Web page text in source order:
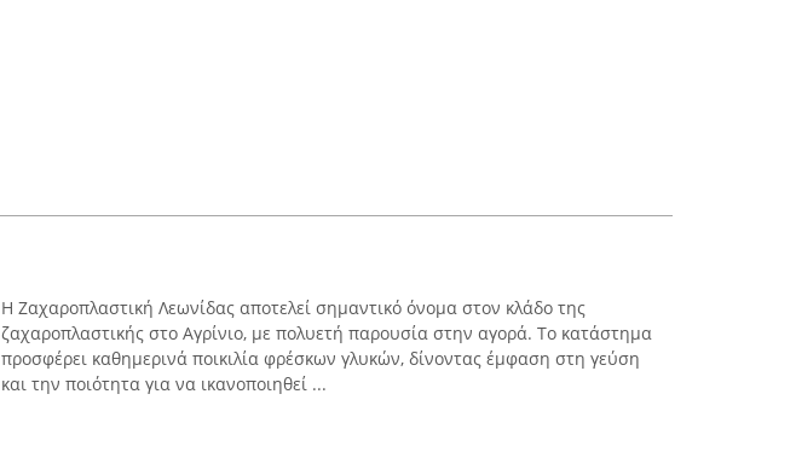
Η Ζαχαροπλαστική Λεωνίδας αποτελεί σημαντικό όνομα στον κλάδο της
ζαχαροπλαστικής στο Αγρίνιο, με πολυετή παρουσία στην αγορά. Το κατάστημα
προσφέρει καθημερινά ποικιλία φρέσκων γλυκών, δίνοντας έμφαση στη γεύση
και την ποιότητα για να ικανοποιηθεί ...